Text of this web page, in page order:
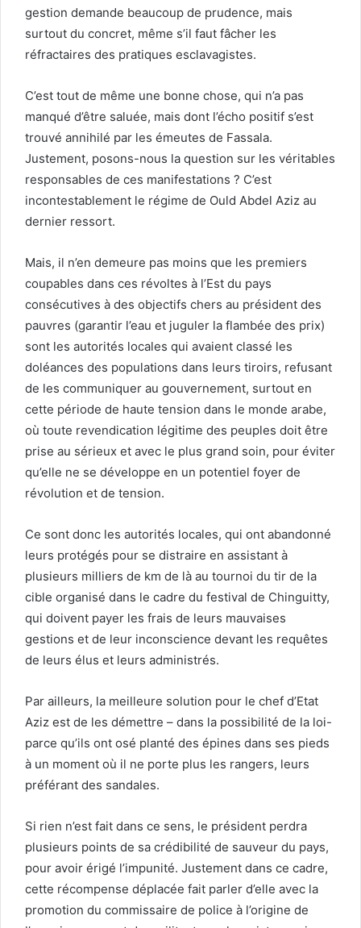
gestion demande beaucoup de prudence, mais
surtout du concret, même s’il faut fâcher les
réfractaires des pratiques esclavagistes.
C’est tout de même une bonne chose, qui n’a pas
manqué d’être saluée, mais dont l’écho positif s’est
trouvé annihilé par les émeutes de Fassala.
Justement, posons-nous la question sur les véritables
responsables de ces manifestations ? C’est
incontestablement le régime de Ould Abdel Aziz au
dernier ressort.
Mais, il n’en demeure pas moins que les premiers
coupables dans ces révoltes à l’Est du pays
consécutives à des objectifs chers au président des
pauvres (garantir l’eau et juguler la flambée des prix)
sont les autorités locales qui avaient classé les
doléances des populations dans leurs tiroirs, refusant
de les communiquer au gouvernement, surtout en
cette période de haute tension dans le monde arabe,
où toute revendication légitime des peuples doit être
prise au sérieux et avec le plus grand soin, pour éviter
qu’elle ne se développe en un potentiel foyer de
révolution et de tension.
Ce sont donc les autorités locales, qui ont abandonné
leurs protégés pour se distraire en assistant à
plusieurs milliers de km de là au tournoi du tir de la
cible organisé dans le cadre du festival de Chinguitty,
qui doivent payer les frais de leurs mauvaises
gestions et de leur inconscience devant les requêtes
de leurs élus et leurs administrés.
Par ailleurs, la meilleure solution pour le chef d’Etat
Aziz est de les démettre – dans la possibilité de la loi-
parce qu’ils ont osé planté des épines dans ses pieds
à un moment où il ne porte plus les rangers, leurs
préférant des sandales.
Si rien n’est fait dans ce sens, le président perdra
plusieurs points de sa crédibilité de sauveur du pays,
pour avoir érigé l’impunité. Justement dans ce cadre,
cette récompense déplacée fait parler d’elle avec la
promotion du commissaire de police à l’origine de